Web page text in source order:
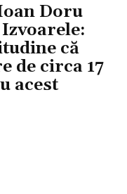
Doru
că
de circa 17
acest